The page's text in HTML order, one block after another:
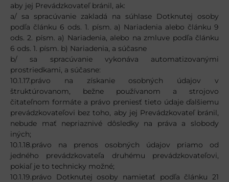
aby jej Prevádzkovateľ bránil, ak:
a/ sa spracúvanie zakladá na súhlase Dotknutej osoby
podľa článku 6 ods. 1. písm. a) Nariadenia alebo článku 9
ods. 2. písm. a) Nariadenia, alebo na zmluve podľa článku
6 ods. 1. písm. b) Nariadenia, a súčasne
b/ sa spracúvanie vykonáva automatizovanými
prostriedkami, a súčasne:
10.1.17.právo na získanie osobných údajov v
štruktúrovanom, bežne používanom a strojovo
čitateľnom formáte a právo preniesť tieto údaje ďalšiemu
prevádzkovateľovi bez toho, aby jej Prevádzkovateľ bránil,
nebude mať nepriaznivé dôsledky na práva a slobody
iných;
10.1.18.právo na prenos osobných údajov priamo od
jedného prevádzkovateľa druhému prevádzkovateľovi,
pokiaľ je to technicky možné;
10.1.19.právo Dotknutej osoby namietať podľa článku 21